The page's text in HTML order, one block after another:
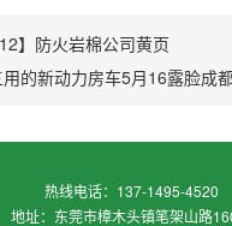
】防火岩棉公司黄页
的新动力房车5月16露脸成都房车
热线电话： 137-1495-4520
地址： 东莞市樟木头镇笔架山路